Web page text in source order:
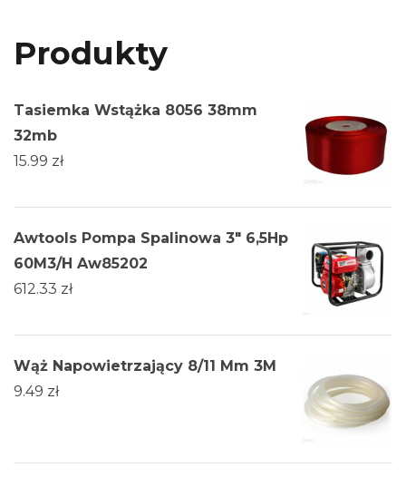
Produkty
Tasiemka Wstążka 8056 38mm
32mb
15.99 zł
Awtools Pompa Spalinowa 3" 6,5Hp
60M3/H Aw85202
612.33 zł
Wąż Napowietrzający 8/11 Mm 3M
9.49 zł